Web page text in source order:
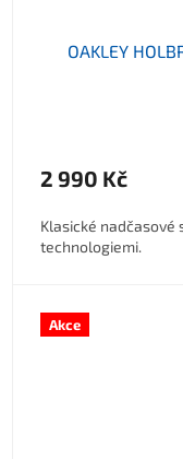
OAKLEY
2 990 Kč
Klasické
technologiemi.
Akce